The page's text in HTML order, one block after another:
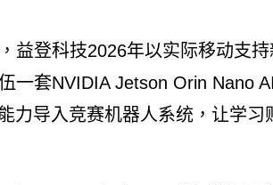
益登科技2026年以实际移动支
一套NVIDIA Jetson Orin Nano
力导入竞赛机器人系统，让学习